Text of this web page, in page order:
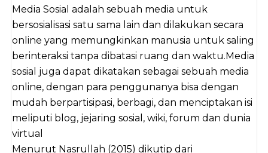
Media Sosial adalah sebuah media untuk
bersosialisasi satu sama lain dan dilakukan secara
online yang memungkinkan manusia untuk saling
berinteraksi tanpa dibatasi ruang dan waktu.Media
sosial juga dapat dikatakan sebagai sebuah media
online, dengan para penggunanya bisa dengan
mudah berpartisipasi, berbagi, dan menciptakan isi
meliputi blog, jejaring sosial, wiki, forum dan dunia
virtual
Menurut Nasrullah (2015) dikutip dari